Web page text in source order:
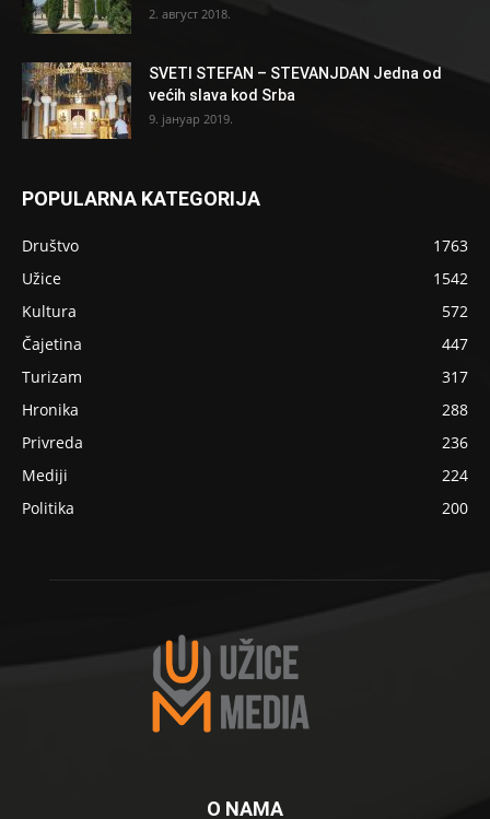
2. август 2018.
SVETI STEFAN – STEVANJDAN Jedna od
većih slava kod Srba
9. јануар 2019.
POPULARNA KATEGORIJA
Društvo
1763
Užice
1542
Kultura
572
Čajetina
447
Turizam
317
Hronika
288
Privreda
236
Mediji
224
Politika
200
O NAMA